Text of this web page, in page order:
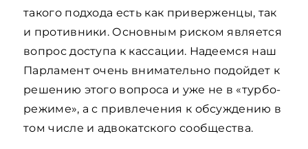
такого подхода есть как приверженцы, так
и противники. Основным риском является
вопрос доступа к кассации. Надеемся наш
Парламент очень внимательно подойдет к
решению этого вопроса и уже не в «турбо-
режиме», а с привлечения к обсуждению в
том числе и адвокатского сообщества.